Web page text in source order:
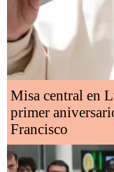
Misa central en
primer
Francisco